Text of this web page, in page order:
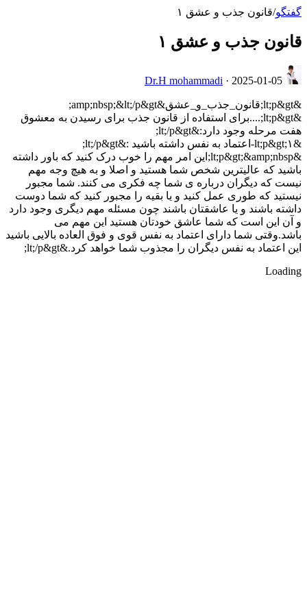
گفتگو/قانون جذب و عشق ۱
قانون جذب و عشق ۱
Dr.H mohammadi · 2025-01-05
&lt;p&gt;قانون_جذب_و_عشق&amp;nbsp;&lt;/p&gt;
&lt;p&gt;....برای استفاده از قانون جذب برای رسیدن به معشوق
هفت مرحله وجود دارد:&lt;/p&gt;
&lt;p&gt;۱-اعتماد به نفس داشته باشید :&lt;/p&gt;
&lt;p&gt;&amp;nbsp;این امر مهم را خوب درک کنید که باور داشته
باشید که عالیترین شخص شما هستید و اصلا و به هیچ وجه مهم
نیست که دیگران درباره ی شما چه فکری می کنند. شما مجبور
نیستید که طوری عمل کنید و یا بقیه را مجبور کنید که شما دوست
داشته باشند و یا عاشقتان باشند چون مسئله مهم دیگری وجود دارد
و آن این است که شما عاشق خودتان هستید این مهم می
باشد.وقتی شما دارای اعتماد به نفس قوی و فوق العاده بالایی باشید
این اعتماد به نفس دیگران را مجذوب شما خواهد کرد.&lt;/p&gt;
Loading